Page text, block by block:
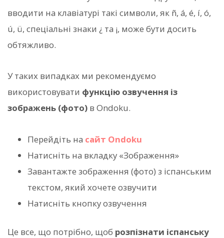
вводити на клавіатурі такі символи, як ñ, á, é, í, ó,
ú, ü, спеціальні знаки ¿ та ¡, може бути досить
обтяжливо.
У таких випадках ми рекомендуємо
використовувати функцію озвучення із
зображень (фото) в Ondoku.
Перейдіть на сайт Ondoku
Натисніть на вкладку «Зображення»
Завантажте зображення (фото) з іспанським
текстом, який хочете озвучити
Натисніть кнопку озвучення
Це все, що потрібно, щоб розпізнати іспанську